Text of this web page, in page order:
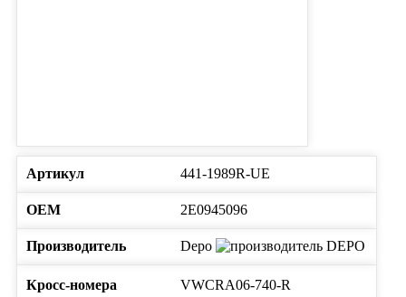
Артикул 441-1989R-UE
ОЕМ 2E0945096
Производитель Depo
Кросс-номера VWCRA06-740-R